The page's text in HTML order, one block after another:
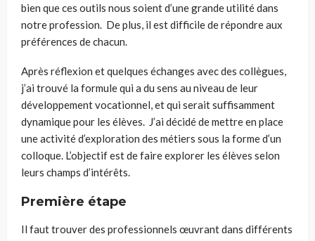
bien que ces outils nous soient d’une grande utilité dans
notre profession. De plus, il est difficile de répondre aux
préférences de chacun.
Après réflexion etquelques échanges avec des collègues,
j’ai trouvé la formule qui a du sens au niveau de leur
développement vocationnel, et qui serait suffisamment
dynamique pour les élèves. J’ai décidé de mettre en place
une activité d’exploration des métiers sous la forme d’un
colloque. L’objectif est de faire explorer les élèves selon
leurs champs d’intérêts.
Première étape
Il faut trouver des professionnels œuvrant dans différents